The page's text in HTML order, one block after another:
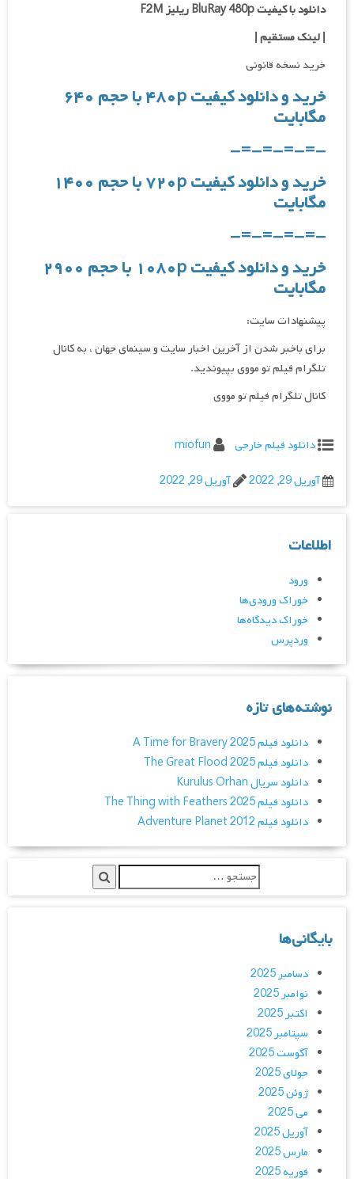
دانلود با کیفیت BluRay 480p ریلیز F2M
| لینک مستقیم |
خرید نسخه قانونی
خرید و دانلود کیفیت ۴۸۰p با حجم ۶۴۰
مگابایت
-=-=-=-=-
خرید و دانلود کیفیت ۷۲۰p با حجم ۱۴۰۰
مگابایت
-=-=-=-=-
خرید و دانلود کیفیت ۱۰۸۰p با حجم ۲۹۰۰
مگابایت
پیشنهادات سایت:
برای باخبر شدن از آخرین اخبار سایت و سینمای جهان ، به کانال
تلگرام فیلم تو مووی بپیوندید.
کانال تلگرام فیلم تو مووی
دانلود فیلم خارجی
miofun
آوریل 29, 2022
آوریل 29, 2022
اطلاعات
ورود
خوراک ورودی‌ها
خوراک دیدگاه‌ها
وردپرس
نوشته‌های تازه
دانلود فیلم A Time for Bravery 2025
دانلود فیلم The Great Flood 2025
دانلود سریال Kurulus Orhan
دانلود فیلم The Thing with Feathers 2025
دانلود فیلم Adventure Planet 2012
بایگانی‌ها
دسامبر 2025
نوامبر 2025
اکتبر 2025
سپتامبر 2025
آگوست 2025
جولای 2025
ژوئن 2025
می 2025
آوریل 2025
مارس 2025
فوریه 2025